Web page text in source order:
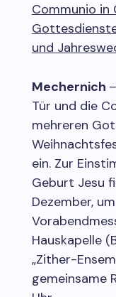
Communio in
und
Mechernich
Tür und die
mehreren
ein. Zur
Geburt Jesu
Dezember,
Hauskapelle
„Zither-
gemeinsame